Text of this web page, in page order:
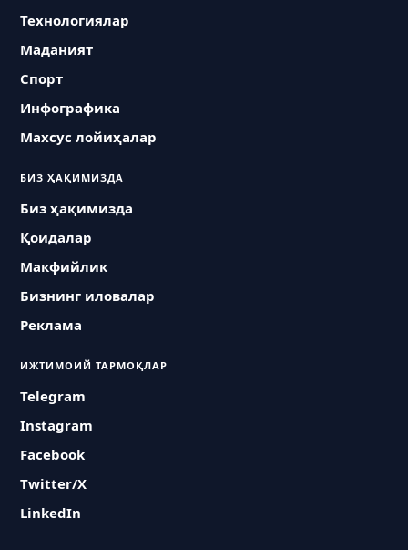
Технологиялар
Маданият
Спорт
Инфографика
Махсус лойиҳалар
БИЗ ҲАҚИМИЗДА
Биз ҳақимизда
Қоидалар
Макфийлик
Бизнинг иловалар
Реклама
ИЖТИМОИЙ ТАРМОҚЛАР
Telegram
Instagram
Facebook
Twitter/X
LinkedIn